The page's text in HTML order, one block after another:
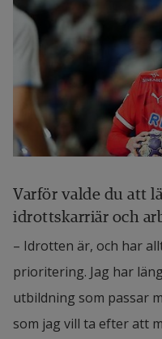
Varför valde du att
idrottskarriär och
– Idrotten är, och har
prioritering. Jag har
utbildning som passar
som jag vill ta efter att